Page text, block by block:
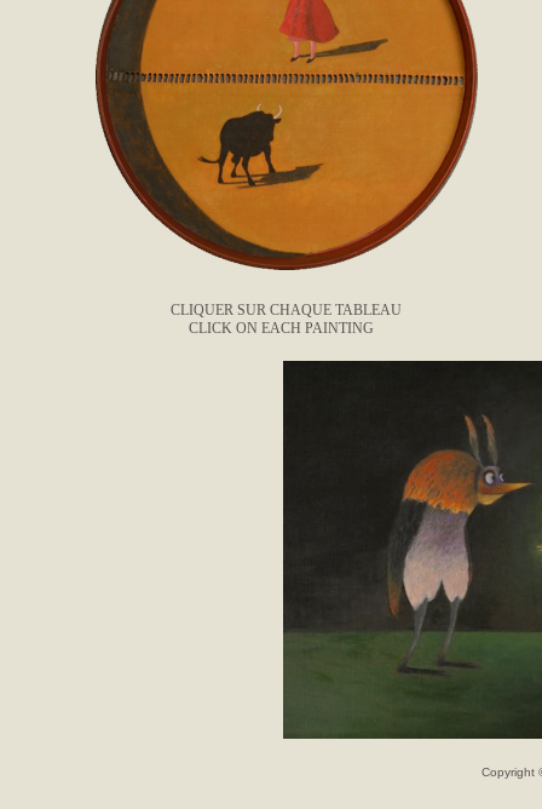
CLIQUER SUR CHAQUE TABLEAU
CLICK ON EACH PAINTING
Copyright